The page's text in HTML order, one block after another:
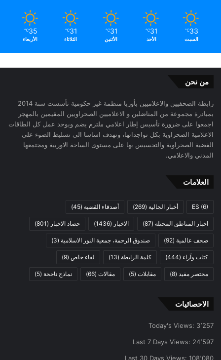
33
℃
السبت
31
℃
الأحد
31
℃
الأثنين
31
℃
الثلاثاء
35
℃
الأربعاء
من نحن
رابطة الصحفيين والاعلاميين بأوربا منظمة غير حكومية تأسست سنة 2014
بمبادرة مجموعة من المناضلين و الاعلاميين الصحراويين المقيمين بالمهجر
اجمعوا على ضرورة تأسيس إطار اعلامي ملتزم يضم ويوحد عمل كل الطاقات
الاعلامية الصحراوية بكل تواجداتها، وتهدف اساسا الى تسليط الضوء على
القضية الصحراوية والتحسيس بها على مستوى الساحة الاوربية ومجتمعها
المدني والاعلامي.
العلامات
ES (6) أخبار الجالية (269) أصدقاء القضية (45)
اخبار المناطق المحتلة (87) الاخبار (1436) حصاد الاخبار (801)
صحف عالمية (92) صندوق الرحمة، جمعية النور الاسلامية (3)
كتاب وآراء (444) كلمة الرابطة (13) لقاء خاص (9)
مختصر مفيد (8) مقابلات (5) مقالات (66) نماذج ناجحة (5)
الاحصائيات
Today's Views: 3٬257
Last 7 Days Views: 24٬597
Last 30 Days Views: 108٬080